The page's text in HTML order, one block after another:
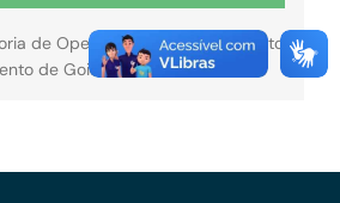
de Operações da GoiásFomento
de Goiás.